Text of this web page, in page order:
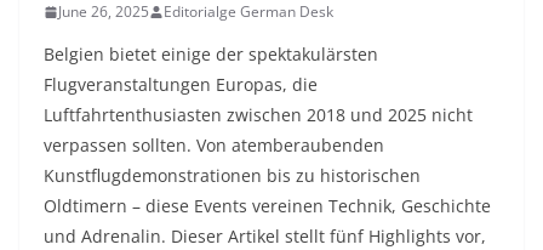
June 26, 2025 Editorialge German Desk
Belgien bietet einige der spektakulärsten
Flugveranstaltungen Europas, die
Luftfahrtenthusiasten zwischen 2018 und 2025 nicht
verpassen sollten. Von atemberaubenden
Kunstflugdemonstrationen bis zu historischen
Oldtimern – diese Events vereinen Technik, Geschichte
und Adrenalin. Dieser Artikel stellt fünf Highlights vor,